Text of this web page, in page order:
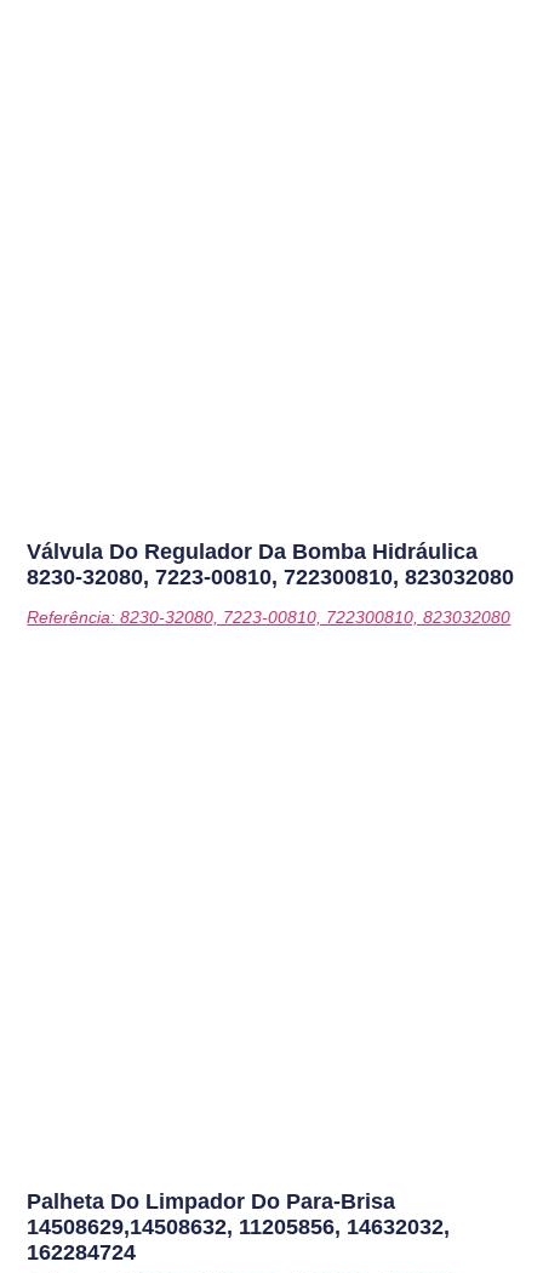
Válvula Do Regulador Da Bomba Hidráulica
8230-32080, 7223-00810, 722300810, 823032080
Referência: 8230-32080, 7223-00810, 722300810, 823032080
Palheta Do Limpador Do Para-Brisa
14508629,14508632, 11205856, 14632032,
162284724